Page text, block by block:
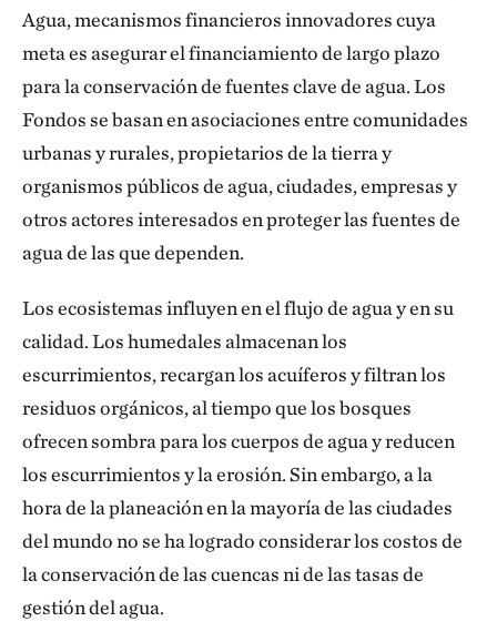
Agua, mecanismos financieros innovadores cuya
meta es asegurar el financiamiento de largo plazo
para la conservación de fuentes clave de agua. Los
Fondos se basan en asociaciones entre comunidades
urbanas y rurales, propietarios de la tierra y
organismos públicos de agua, ciudades, empresas y
otros actores interesados en proteger las fuentes de
agua de las que dependen.
Los ecosistemas influyen en el flujo de agua y en su
calidad. Los humedales almacenan los
escurrimientos, recargan los acuíferos y filtran los
residuos orgánicos, al tiempo que los bosques
ofrecen sombra para los cuerpos de agua y reducen
los escurrimientos y la erosión. Sin embargo, a la
hora de la planeación en la mayoría de las ciudades
del mundo no se ha logrado considerar los costos de
la conservación de las cuencas ni de las tasas de
gestión del agua.